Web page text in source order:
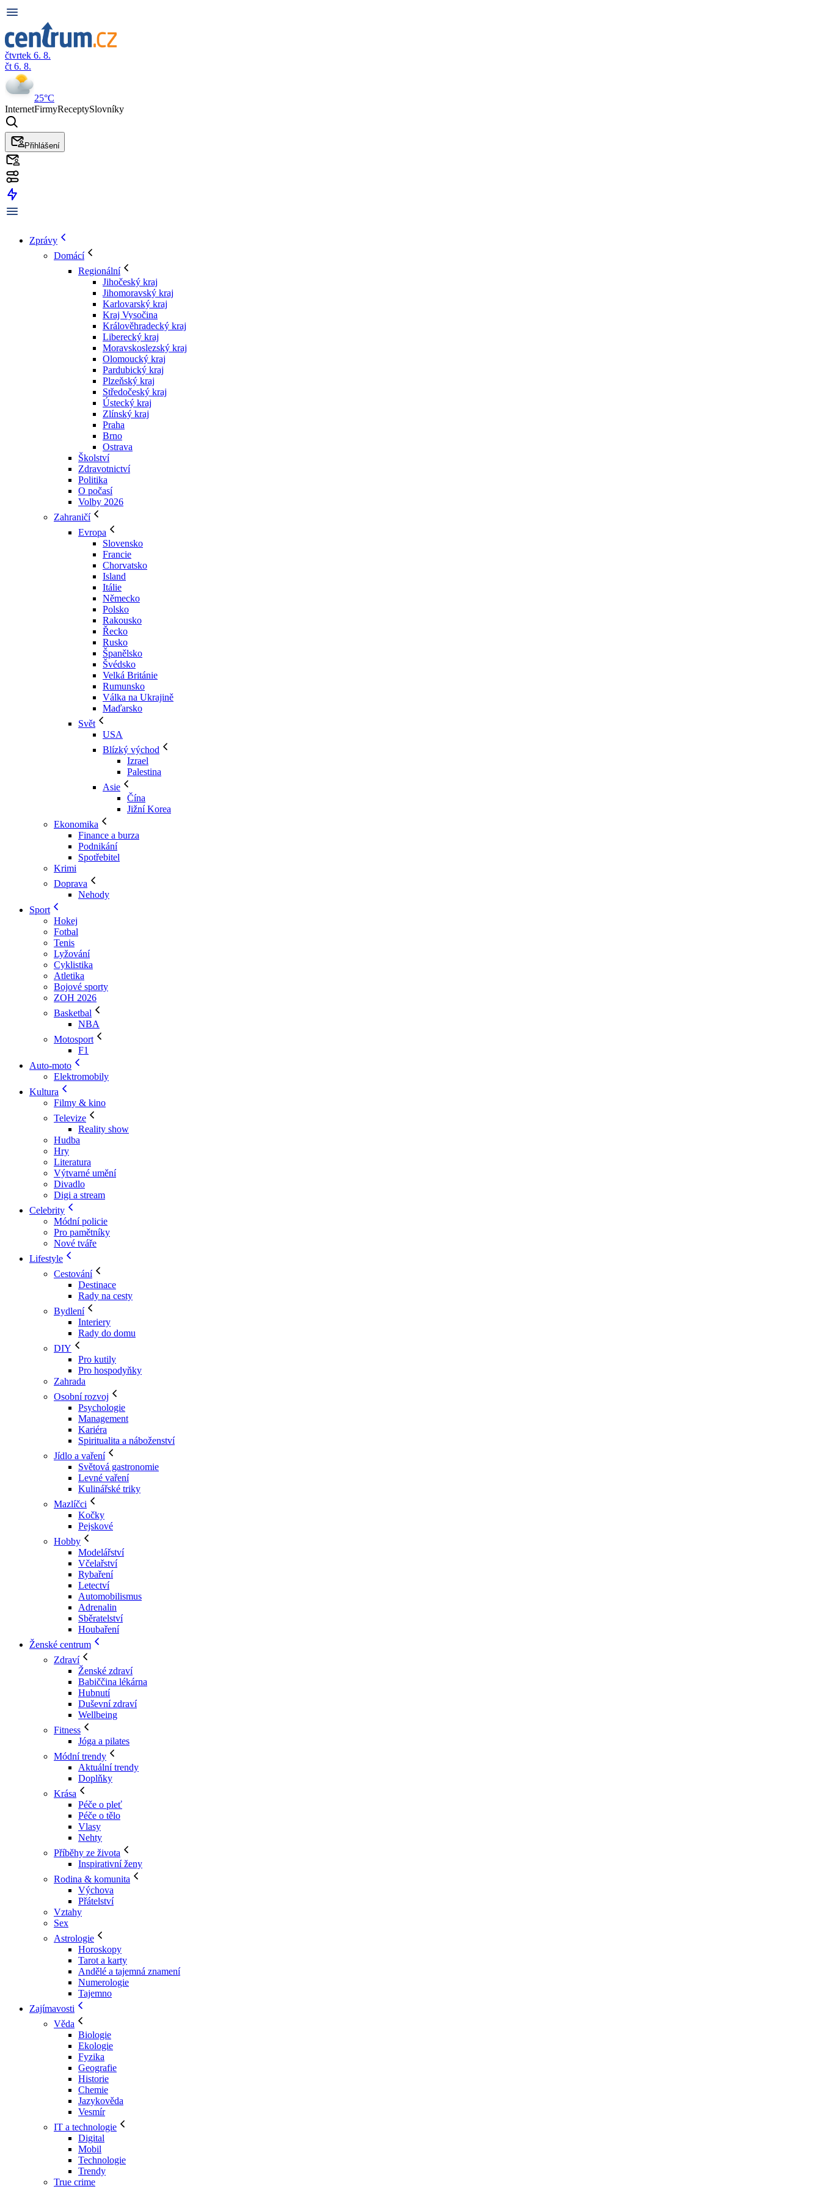
čtvrtek 6. 8.
čt 6. 8.
25°C
InternetFirmyReceptySlovníky
Přihlášení
Zprávy
Domácí
Regionální
Jihočeský kraj
Jihomoravský kraj
Karlovarský kraj
Kraj Vysočina
Králověhradecký kraj
Liberecký kraj
Moravskoslezský kraj
Olomoucký kraj
Pardubický kraj
Plzeňský kraj
Středočeský kraj
Ústecký kraj
Zlínský kraj
Praha
Brno
Ostrava
Školství
Zdravotnictví
Politika
O počasí
Volby 2026
Zahraničí
Evropa
Slovensko
Francie
Chorvatsko
Island
Itálie
Německo
Polsko
Rakousko
Řecko
Rusko
Španělsko
Švédsko
Velká Británie
Rumunsko
Válka na Ukrajině
Maďarsko
Svět
USA
Blízký východ
Izrael
Palestina
Asie
Čína
Jižní Korea
Ekonomika
Finance a burza
Podnikání
Spotřebitel
Krimi
Doprava
Nehody
Sport
Hokej
Fotbal
Tenis
Lyžování
Cyklistika
Atletika
Bojové sporty
ZOH 2026
Basketbal
NBA
Motosport
F1
Auto-moto
Elektromobily
Kultura
Filmy & kino
Televize
Reality show
Hudba
Hry
Literatura
Výtvarné umění
Divadlo
Digi a stream
Celebrity
Módní policie
Pro pamětníky
Nové tváře
Lifestyle
Cestování
Destinace
Rady na cesty
Bydlení
Interiery
Rady do domu
DIY
Pro kutily
Pro hospodyňky
Zahrada
Osobní rozvoj
Psychologie
Management
Kariéra
Spiritualita a náboženství
Jídlo a vaření
Světová gastronomie
Levné vaření
Kulinářské triky
Mazlíčci
Kočky
Pejskové
Hobby
Modelářství
Včelařství
Rybaření
Letectví
Automobilismus
Adrenalin
Sběratelství
Houbaření
Ženské centrum
Zdraví
Ženské zdraví
Babiččina lékárna
Hubnutí
Duševní zdraví
Wellbeing
Fitness
Jóga a pilates
Módní trendy
Aktuální trendy
Doplňky
Krása
Péče o pleť
Péče o tělo
Vlasy
Nehty
Příběhy ze života
Inspirativní ženy
Rodina & komunita
Výchova
Přátelství
Vztahy
Sex
Astrologie
Horoskopy
Tarot a karty
Andělé a tajemná znamení
Numerologie
Tajemno
Zajímavosti
Věda
Biologie
Ekologie
Fyzika
Geografie
Historie
Chemie
Jazykověda
Vesmír
IT a technologie
Digital
Mobil
Technologie
Trendy
True crime